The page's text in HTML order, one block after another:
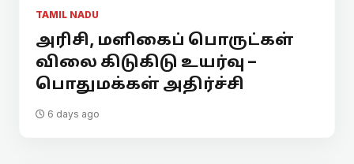
TAMIL NADU
அரிசி, மளிகைப் பொருட்கள்
விலை கிடுகிடு உயர்வு –
பொதுமக்கள் அதிர்ச்சி
6 days ago